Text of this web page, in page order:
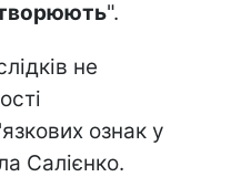
".
не
ознак у
Салієнко.